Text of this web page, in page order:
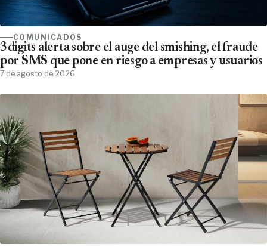
COMUNICADOS
3digits alerta sobre el auge del smishing, el fraude
por SMS que pone en riesgo a empresas y usuarios
7 de agosto de 2026